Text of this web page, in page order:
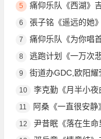
5 痛仰乐队《西湖》
6 張子铭《遥远的她
7 痛仰乐队《为你唱
8 逃跑计划《一万次
9 街道办GDC,欧阳
10 李克勤《月半小
11 阿桑《一直很安
12 尹昔眠《落在生